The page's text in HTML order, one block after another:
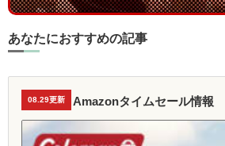
あなたにおすすめの記事
08.29更新 Amazonタイムセール情報